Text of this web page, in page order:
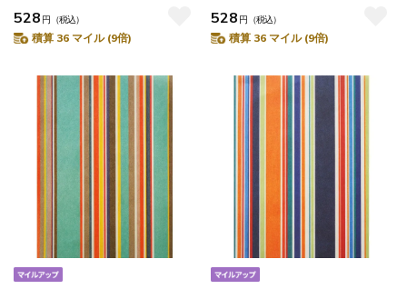
528 円 （税込）
積算 36 マイル (9倍)
528 円 （税込）
積算 36 マイル (9倍)